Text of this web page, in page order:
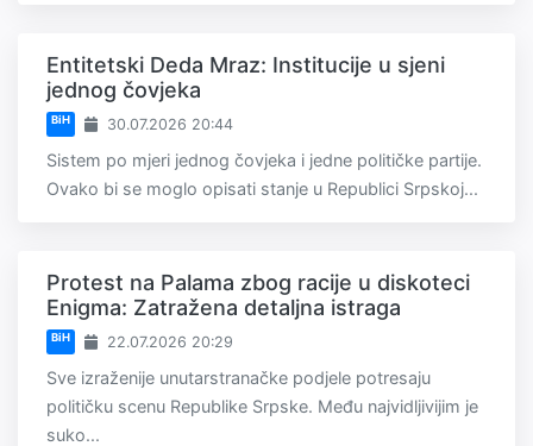
Entitetski Deda Mraz: Institucije u sjeni
jednog čovjeka
BiH 30.07.2026 20:44
Sistem po mjeri jednog čovjeka i jedne političke partije.
Ovako bi se moglo opisati stanje u Republici Srpskoj...
Protest na Palama zbog racije u diskoteci
Enigma: Zatražena detaljna istraga
BiH 22.07.2026 20:29
Sve izraženije unutarstranačke podjele potresaju
političku scenu Republike Srpske. Među najvidljivijim je
suko...